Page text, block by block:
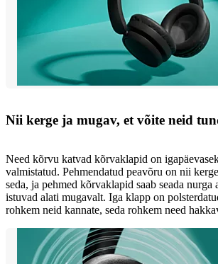
Nii kerge ja mugav, et võite neid
Need kõrvu katvad kõrvaklapid on
valmistatud. Pehmendatud peavõru on nii
seda, ja pehmed kõrvaklapid saab seada nurga
istuvad alati mugavalt. Iga klapp on
rohkem neid kannate, seda rohkem need